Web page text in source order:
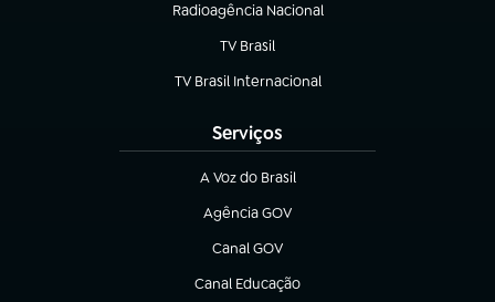
Radioagência Nacional
(abre em nova aba)
TV Brasil
(abre em nova aba)
TV Brasil Internacional
(abre em nova aba)
Serviços
A Voz do Brasil
(abre em nova aba)
Agência GOV
(abre em nova aba)
Canal GOV
(abre em nova aba)
Canal Educação
(abre em nova aba)